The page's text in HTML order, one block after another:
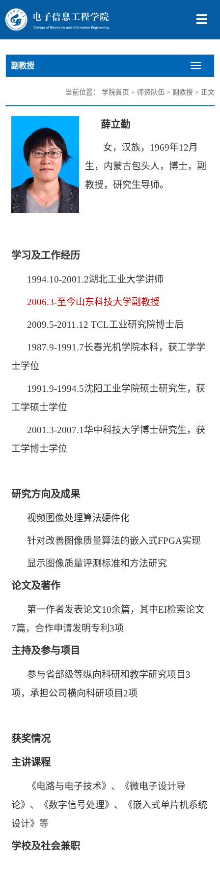
切
导
副教授
切
换
航
当前位置： 学院首页 > 师资队伍 > 副教授> 正文
薛立勤
女，汉族，1969年12月
生，内蒙古包头人，博士，副
教授，研究生导师。
学习及工作经历
1994.10-2001.2湖北工业大学讲师
2006.3-至今山东科技大学副教授
2009.5-2011.12 TCL工业研究院博士后
1987.9-1991.7长春光机学院本科，获工学学
士学位
1991.9-1994.5沈阳工业学院硕士研究生，获
工学硕士学位
2001.3-2007.1华中科技大学博士研究生，获
工学博士学位
研究方向及成果
视频图像处理算法硬件化
针对改善图像质量算法的嵌入式FPGA实现
显示图像质量评测标准和方法研究
论文及著作
第一作者发表论文10余篇，其中EI检索论文
7篇，合作申请发明专利3项
主持及参与项目
参与省部级等纵向科研和教学研究项目3
项，承担公司横向科研项目2项
获奖情况
主讲课程
《电路与电子技术》、《微电子设计导
论》、《数字信号处理》、《嵌入式单片机系统
设计》等
学校及社会兼职